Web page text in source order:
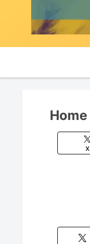
Home
X